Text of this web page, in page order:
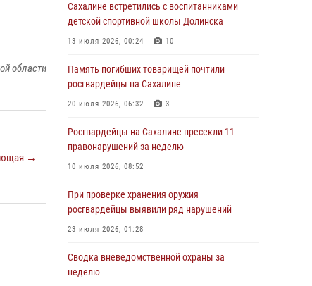
области
→
День образования тыловых подразделений
Росгвардии
31 июля 2026, 23:24
Сводка вневедомственной охраны за
неделю
31 июля 2026, 06:56
Сахалинские росгвардейцы стали лучшими
на чемпионате Восточного округа по
комплексному единоборству
В Управлении Росгвардии по Сахалинской
области прошли учебно-методические сборы
пунктов
30 июля 2026, 07:18
Сахалине встретились с воспитанниками
детской спортивной школы Долинска
13 июля 2026, 00:24 10
Память погибших товарищей почтили
росгвардейцы на Сахалине
20 июля 2026, 06:32 3
Росгвардейцы на Сахалине пресекли 11
правонарушений за неделю
10 июля 2026, 08:52
При проверке хранения оружия
росгвардейцы выявили ряд нарушений
23 июля 2026, 01:28
Сводка вневедомственной охраны за
неделю